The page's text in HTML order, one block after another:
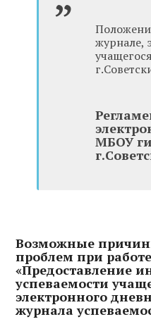
журнале,
МБОУ
Возможные
проблем при
«Предоставление
успеваемости
электронного
журнала